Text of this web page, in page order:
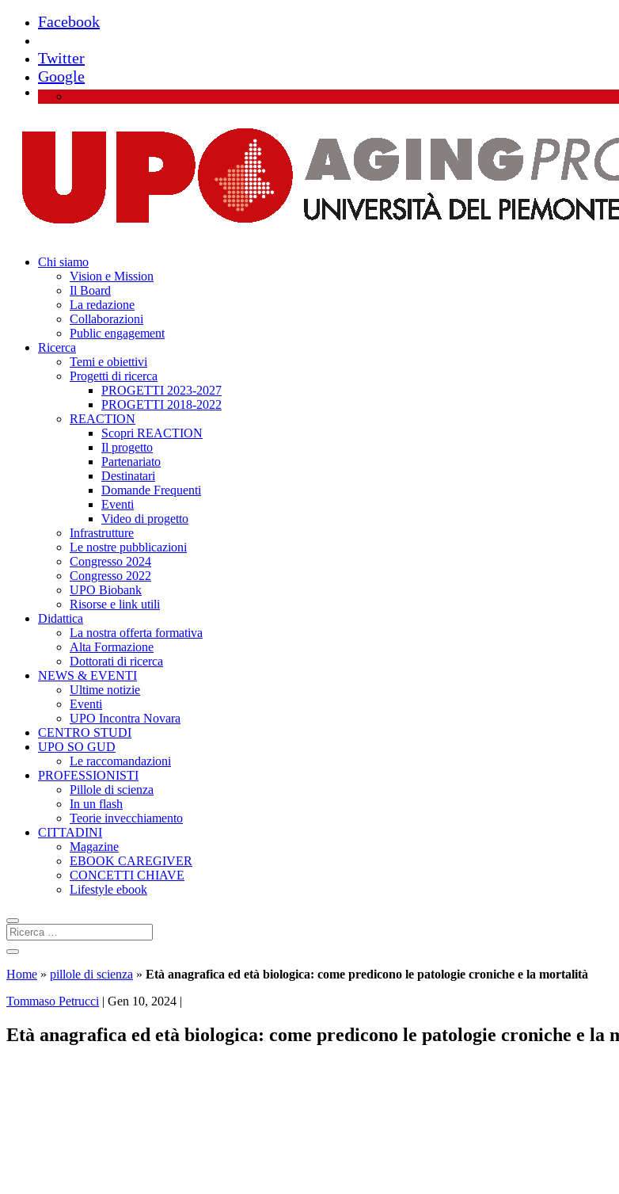
Facebook
Twitter
Google
Chi siamo
Vision e Mission
Il Board
La redazione
Collaborazioni
Public engagement
Ricerca
Temi e obiettivi
Progetti di ricerca
PROGETTI 2023-2027
PROGETTI 2018-2022
REACTION
Scopri REACTION
Il progetto
Partenariato
Destinatari
Domande Frequenti
Eventi
Video di progetto
Infrastrutture
Le nostre pubblicazioni
Congresso 2024
Congresso 2022
UPO Biobank
Risorse e link utili
Didattica
La nostra offerta formativa
Alta Formazione
Dottorati di ricerca
NEWS & EVENTI
Ultime notizie
Eventi
UPO Incontra Novara
CENTRO STUDI
UPO SO GUD
Le raccomandazioni
PROFESSIONISTI
Pillole di scienza
In un flash
Teorie invecchiamento
CITTADINI
Magazine
EBOOK CAREGIVER
CONCETTI CHIAVE
Lifestyle ebook
Home » pillole di scienza » Età anagrafica ed età biologica: come predicono le patologie croniche e la mortalità
Tommaso Petrucci | Gen 10, 2024 |
Età anagrafica ed età biologica: come predicono le patologie croniche e la